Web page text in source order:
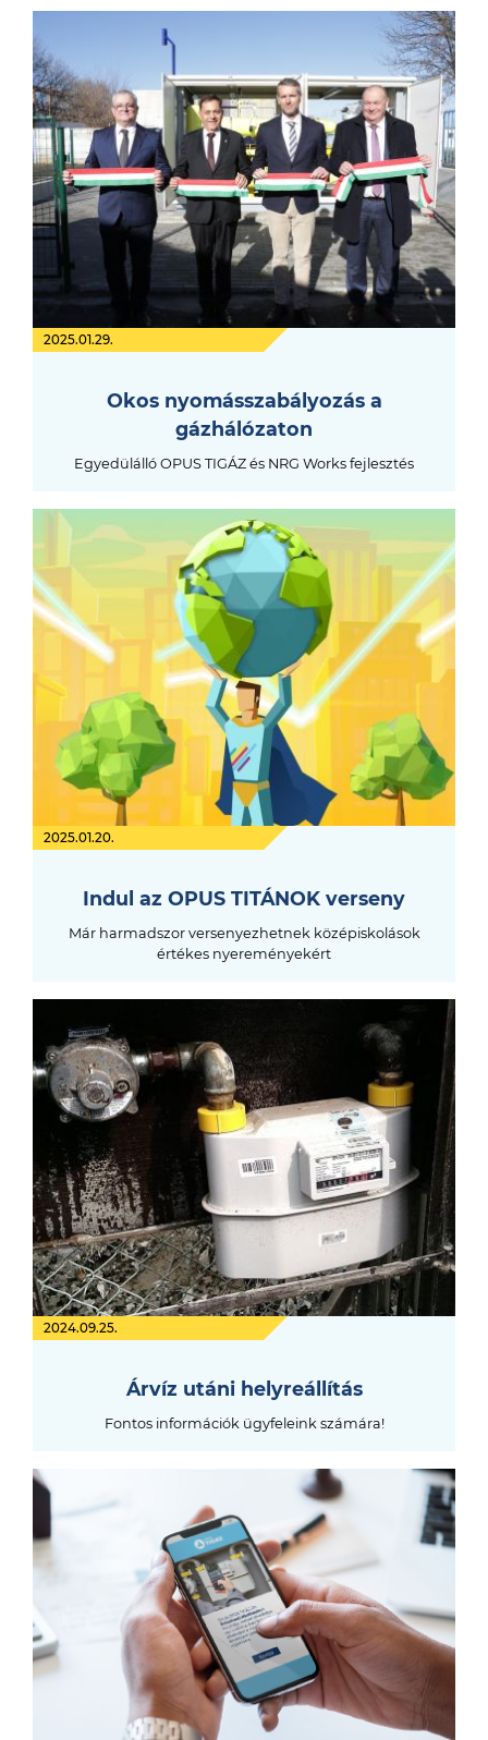
2025.01.29.
Okos nyomásszabályozás a
gázhálózaton
Egyedülálló OPUS TIGÁZ és NRG Works fejlesztés
2025.01.20.
Indul az OPUS TITÁNOK verseny
Már harmadszor versenyezhetnek középiskolások
értékes nyereményekért
2024.09.25.
Árvíz utáni helyreállítás
Fontos információk ügyfeleink számára!